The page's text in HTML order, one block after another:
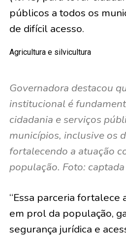
públicos a todos os
de difícil acesso.
Agricultura e silvicultura
Governadora destacou
institucional é
cidadania e serviços
municípios, inclusive os
fortalecendo a atuação
população. Foto: captada
“Essa parceria fortalece
em prol da população,
segurança jurídica e